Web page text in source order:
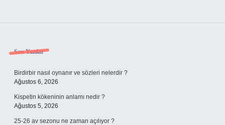
Sidebar
Son Yazılar
Birdirbir nasıl oynanır ve sözleri nelerdir ?
Ağustos 6, 2026
Kispetin kökeninin anlamı nedir ?
Ağustos 5, 2026
25-26 av sezonu ne zaman açılıyor ?